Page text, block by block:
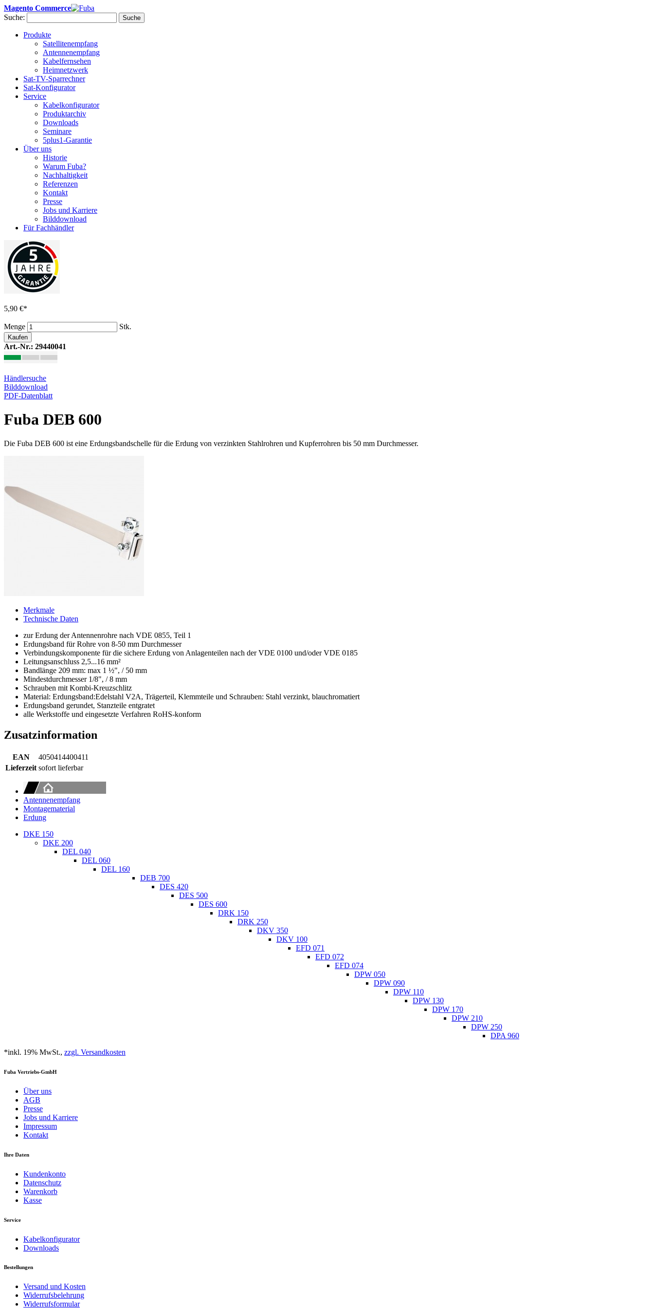
Magento Commerce
Suche:
Suche
Produkte
Satellitenempfang
Antennenempfang
Kabelfernsehen
Heimnetzwerk
Sat-TV-Sparrechner
Sat-Konfigurator
Service
Kabelkonfigurator
Produktarchiv
Downloads
Seminare
5plus1-Garantie
Über uns
Historie
Warum Fuba?
Nachhaltigkeit
Referenzen
Kontakt
Presse
Jobs und Karriere
Bilddownload
Für Fachhändler
5,90 €*
Menge Stk.
Kaufen
Art.-Nr.: 29440041
Händlersuche
Bilddownload
PDF-Datenblatt
Fuba DEB 600
Die Fuba DEB 600 ist eine Erdungsbandschelle für die Erdung von verzinkten Stahlrohren und Kupferrohren bis 50 mm Durchmesser.
Merkmale
Technische Daten
zur Erdung der Antennenrohre nach VDE 0855, Teil 1
Erdungsband für Rohre von 8-50 mm Durchmesser
Verbindungskomponente für die sichere Erdung von Anlagenteilen nach der VDE 0100 und/oder VDE 0185
Leitungsanschluss 2,5...16 mm²
Bandlänge 209 mm: max 1 ½", / 50 mm
Mindestdurchmesser 1/8", / 8 mm
Schrauben mit Kombi-Kreuzschlitz
Material: Erdungsband:Edelstahl V2A, Trägerteil, Klemmteile und Schrauben: Stahl verzinkt, blauchromatiert
Erdungsband gerundet, Stanzteile entgratet
alle Werkstoffe und eingesetzte Verfahren RoHS-konform
Zusatzinformation
EAN
4050414400411
Lieferzeit sofort lieferbar
Antennenempfang
Montagematerial
Erdung
DKE 150
DKE 200
DEL 040
DEL 060
DEL 160
DEB 700
DES 420
DES 500
DES 600
DRK 150
DRK 250
DKV 350
DKV 100
EFD 071
EFD 072
EFD 074
DPW 050
DPW 090
DPW 110
DPW 130
DPW 170
DPW 210
DPW 250
DPA 960
*inkl. 19% MwSt., zzgl. Versandkosten
Fuba Vertriebs-GmbH
Über uns
AGB
Presse
Jobs und Karriere
Impressum
Kontakt
Ihre Daten
Kundenkonto
Datenschutz
Warenkorb
Kasse
Service
Kabelkonfigurator
Downloads
Bestellungen
Versand und Kosten
Widerrufsbelehrung
Widerrufsformular